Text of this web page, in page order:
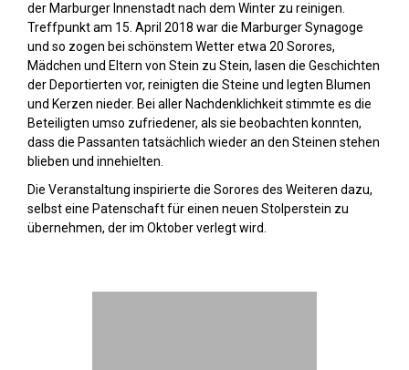
der Marburger Innenstadt nach dem Winter zu reinigen.
Treffpunkt am 15. April 2018 war die Marburger Synagoge
und so zogen bei schönstem Wetter etwa 20 Sorores,
Mädchen und Eltern von Stein zu Stein, lasen die Geschichten
der Deportierten vor, reinigten die Steine und legten Blumen
und Kerzen nieder. Bei aller Nachdenklichkeit stimmte es die
Beteiligten umso zufriedener, als sie beobachten konnten,
dass die Passanten tatsächlich wieder an den Steinen stehen
blieben und innehielten.
Die Veranstaltung inspirierte die Sorores des Weiteren dazu,
selbst eine Patenschaft für einen neuen Stolperstein zu
übernehmen, der im Oktober verlegt wird.